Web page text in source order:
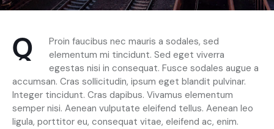
Q
Proin faucibus nec mauris a sodales, sed
elementum mi tincidunt. Sed eget viverra
egestas nisi in consequat. Fusce sodales augue a
accumsan. Cras sollicitudin, ipsum eget blandit pulvinar.
Integer tincidunt. Cras dapibus. Vivamus elementum
semper nisi. Aenean vulputate eleifend tellus. Aenean leo
ligula, porttitor eu, consequat vitae, eleifend ac, enim.